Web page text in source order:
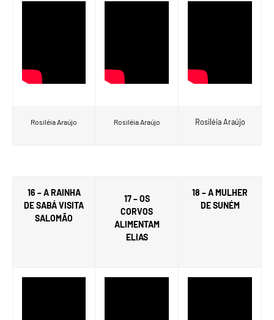
Rosiléia Araújo Rosiléia Araújo Rosiléia Araújo
16 – A RAINHA
DE SABÁ VISITA
SALOMÃO
17 – OS
CORVOS
ALIMENTAM
ELIAS
18 – A MULHER
DE SUNÉM